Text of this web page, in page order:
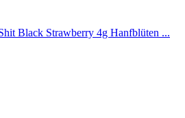
Black Strawberry 4g Hanfblüten ...